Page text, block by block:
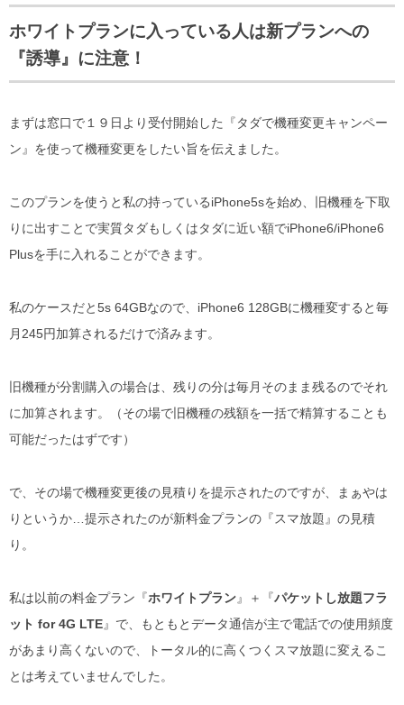
ホワイトプランに入っている人は新プランへの
『誘導』に注意！
まずは窓口で１９日より受付開始した『タダで機種変更キャンペー
ン』を使って機種変更をしたい旨を伝えました。
このプランを使うと私の持っているiPhone5sを始め、旧機種を下取
りに出すことで実質タダもしくはタダに近い額でiPhone6/iPhone6
Plusを手に入れることができます。
私のケースだと5s 64GBなので、iPhone6 128GBに機種変すると毎
月245円加算されるだけで済みます。
旧機種が分割購入の場合は、残りの分は毎月そのまま残るのでそれ
に加算されます。（その場で旧機種の残額を一括で精算することも
可能だったはずです）
で、その場で機種変更後の見積りを提示されたのですが、まぁやは
りというか…提示されたのが新料金プランの『スマ放題』の見積
り。
私は以前の料金プラン『ホワイトプラン』＋『パケットし放題フラ
ット for 4G LTE』で、もともとデータ通信が主で電話での使用頻度
があまり高くないので、トータル的に高くつくスマ放題に変えるこ
とは考えていませんでした。